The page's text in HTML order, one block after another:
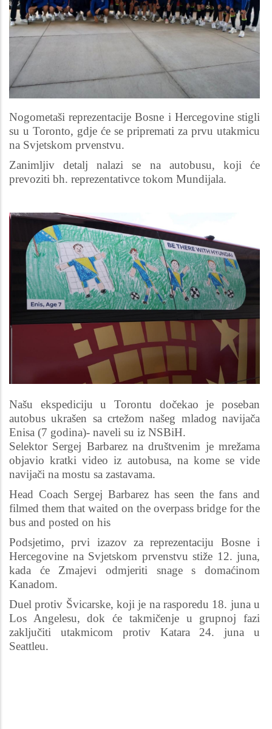
Nogometaši reprezentacije Bosne i Hercegovine stigli
su u Toronto, gdje će se pripremati za prvu utakmicu
na Svjetskom prvenstvu.
Zanimljiv detalj nalazi se na autobusu, koji će
prevoziti bh. reprezentativce tokom Mundijala.
Image
Našu ekspediciju u Torontu dočekao je poseban
autobus ukrašen sa crtežom našeg mladog navijača
Enisa (7 godina)- naveli su iz NSBiH.
Selektor Sergej Barbarez na društvenim je mrežama
objavio kratki video iz autobusa, na kome se vide
navijači na mostu sa zastavama.
Head Coach Sergej Barbarez has seen the fans and
filmed them that waited on the overpass bridge for the
bus and posted on his
Podsjetimo, prvi izazov za reprezentaciju Bosne i
Hercegovine na Svjetskom prvenstvu stiže 12. juna,
kada će Zmajevi odmjeriti snage s domaćinom
Kanadom.
Duel protiv Švicarske, koji je na rasporedu 18. juna u
Los Angelesu, dok će takmičenje u grupnoj fazi
zaključiti utakmicom protiv Katara 24. juna u
Seattleu.